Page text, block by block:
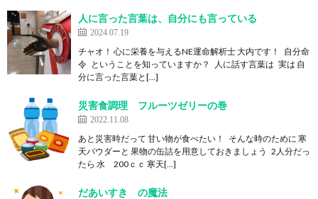
人に言った言葉は、自分にも言っている
2024.07.19
チャオ！ 心に栄養を与えるNE運命解析士 大内です！ 自分命
令 ということを知っていますか？ 人に話す言葉は 実は 自
分に言った言葉と[…]
災害食調理 フルーツゼリーの巻
2022.11.08
あと災害時だって 甘い物が食べたい！ そんな時のために 寒
天パウダーと 果物の缶詰を用意しておきましょう 2人分だっ
たら 水 200ｃｃ 寒天[…]
だあいすき の魔法